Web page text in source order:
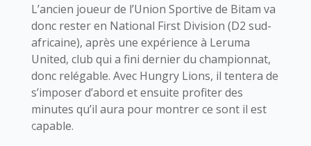
L’ancien joueur de l’Union Sportive de Bitam va
donc rester en National First Division (D2 sud-
africaine), après une expérience à Leruma
United, club qui a fini dernier du championnat,
donc relégable. Avec Hungry Lions, il tentera de
s’imposer d’abord et ensuite profiter des
minutes qu’il aura pour montrer ce sont il est
capable.